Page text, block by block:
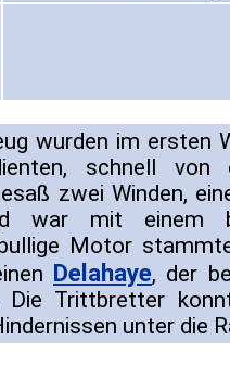
wurden im ersten
schnell
zwei Winden,
war mit einem
Motor
Delahaye, der
Die Trittbretter
unter die